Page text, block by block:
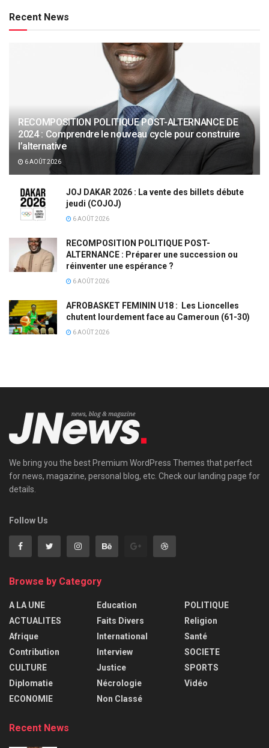
Recent News
RECOMPOSITION POLITIQUE POST-ALTERNANCE DE
2024 : Comprendre le nouveau cycle pour construire
l’alternative
6 AOÛT 2026
JOJ DAKAR 2026 : La vente des billets débute
jeudi (COJOJ)
6 AOÛT 2026
RECOMPOSITION POLITIQUE POST-
ALTERNANCE : Préparer une succession ou
réinventer une espérance ?
6 AOÛT 2026
AFROBASKET FEMININ U18 : Les Lioncelles
chutent lourdement face au Cameroun (61-30)
6 AOÛT 2026
We bring you the best Premium WordPress Themes that perfect
for news, magazine, personal blog, etc. Check our landing page for
details.
Follow Us
Browse by Category
A LA UNE
ACTUALITES
Afrique
Contribution
CULTURE
Diplomatie
ECONOMIE
Education
Faits Divers
International
Interview
Justice
Nécrologie
Non Classé
POLITIQUE
Religion
Santé
SOCIETE
SPORTS
Vidéo
Recent News